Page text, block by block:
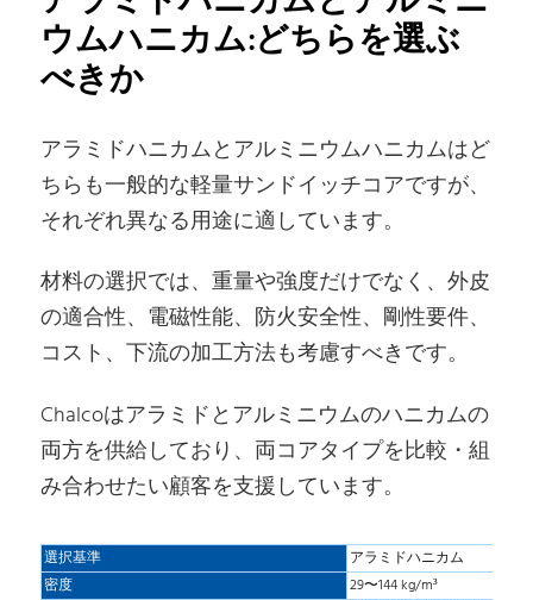
ウムハニカム:どちらを選ぶ
べきか
アラミドハニカムとアルミニウムハニカムはど
ちらも一般的な軽量サンドイッチコアですが、
それぞれ異なる用途に適しています。
材料の選択では、重量や強度だけでなく、外皮
の適合性、電磁性能、防火安全性、剛性要件、
コスト、下流の加工方法も考慮すべきです。
Chalcoはアラミドとアルミニウムのハニカムの
両方を供給しており、両コアタイプを比較・組
み合わせたい顧客を支援しています。
選択基準
アラミドハニカム
密度
29〜144 kg/m³